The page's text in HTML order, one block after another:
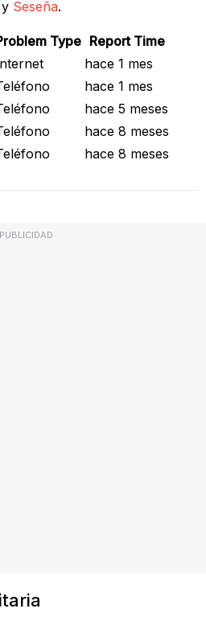
Seseña.
Type Report Time
hace 1 mes
hace 1 mes
hace 5 meses
hace 8 meses
hace 8 meses
PUBLICIDAD